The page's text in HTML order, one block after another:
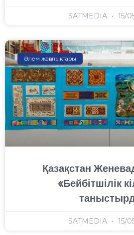
SATMEDIA 15/
Әлем жаңалықтары
Қазақстан
«Бейбітшілік
SATMEDIA 15/